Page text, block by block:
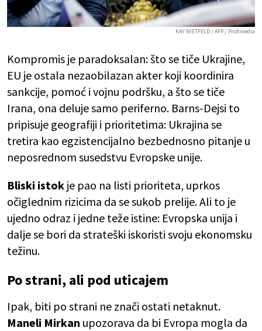
KAY NIETFELD / AFP / Profimedia
Kompromis je paradoksalan: što se tiče Ukrajine,
EU je ostala nezaobilazan akter koji koordinira
sankcije, pomoć i vojnu podršku, a što se tiče
Irana, ona deluje samo periferno. Barns-Dejsi to
pripisuje geografiji i prioritetima: Ukrajina se
tretira kao egzistencijalno bezbednosno pitanje u
neposrednom susedstvu Evropske unije.
Bliski istok je pao na listi prioriteta, uprkos
očiglednim rizicima da se sukob prelije. Ali to je
ujedno odraz i jedne teže istine: Evropska unija i
dalje se bori da strateški iskoristi svoju ekonomsku
težinu.
Po strani, ali pod uticajem
Ipak, biti po strani ne znači ostati netaknut.
Maneli Mirkan upozorava da bi Evropa mogla da